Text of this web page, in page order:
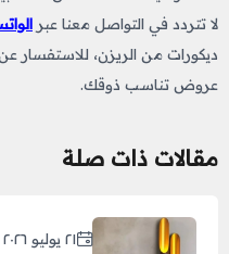
لا تتردد في التواصل معنا عبر
ديكورات من الريزن​، للاستفسار
عروض تناسب ذوقك.
مقالات ذات صلة
٢١ يوليو ٢٠٢٦